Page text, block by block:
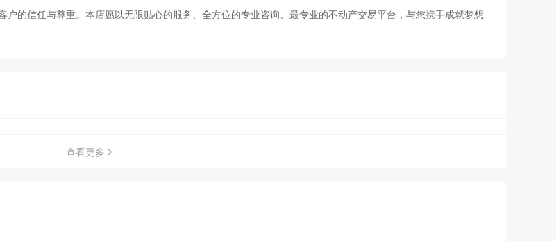
的信任与尊重。本店愿以无限贴心的服务、全方位的专业咨询、最专业的不动产交易平台，与您携手成就梦想
查看更多